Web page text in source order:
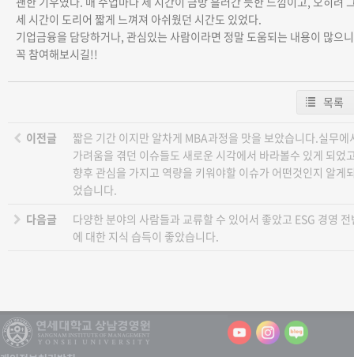
세 시간이 도리어 짧게 느껴져 아쉬웠던 시간도 있었다.
기업금융을 담당하거나, 관심있는 사람이라면 정말 도움되는 내용이 많으니
꼭 참여해보시길!!
목록
이전글
짧은 기간 이지만 알차게 MBA과정을 맛을 보았습니다.실무에
가려움을 겪던 이슈들도 새로운 시각에서 바라볼수 있게 되었
향후 관심을 가지고 역량을 키워야할 이슈가 어떤것인지 알게
었습니다.
다음글
다양한 분야의 사람들과 교류할 수 있어서 좋았고 ESG 경영 전
에 대한 지식 습득이 좋았습니다.